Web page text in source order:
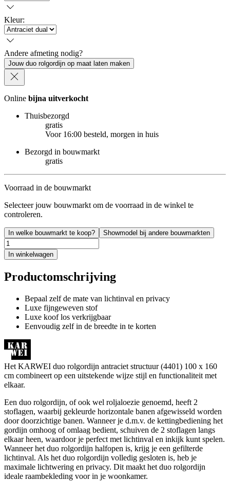
Kleur:
Andere afmeting nodig?
Jouw duo rolgordijn op maat laten maken
Online bijna uitverkocht
Thuisbezorgd
gratis
Voor 16:00 besteld, morgen in huis
Bezorgd in bouwmarkt
gratis
Voorraad in de bouwmarkt
Selecteer jouw bouwmarkt om de voorraad in de winkel te
controleren.
In welke bouwmarkt te koop? Showmodel bij andere bouwmarkten
In winkelwagen
Productomschrijving
Bepaal zelf de mate van lichtinval en privacy
Luxe fijngeweven stof
Luxe koof los verkrijgbaar
Eenvoudig zelf in de breedte in te korten
Het KARWEI duo rolgordijn antraciet structuur (4401) 100 x 160
cm combineert op een uitstekende wijze stijl en functionaliteit met
elkaar.
Een duo rolgordijn, of ook wel roljaloezie genoemd, heeft 2
stoflagen, waarbij gekleurde horizontale banen afgewisseld worden
door doorzichtige banen. Wanneer je d.m.v. de kettingbediening het
gordijn omhoog of omlaag bedient, schuiven de 2 stoflagen langs
elkaar heen, waardoor je perfect met lichtinval en inkijk kunt spelen.
Wanneer het duo rolgordijn halfopen is, krijg je een gefilterde
lichtinval. Als het duo rolgordijn volledig gesloten is, heb je
maximale lichtwering en privacy. Dit maakt het duo rolgordijn
ideale raambekleding voor in je woonkamer.